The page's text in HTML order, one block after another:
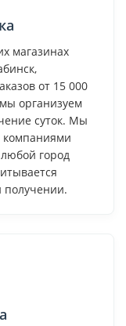
магазинах
от 15 000
организуем
суток. Мы
компаниями
город
получении.